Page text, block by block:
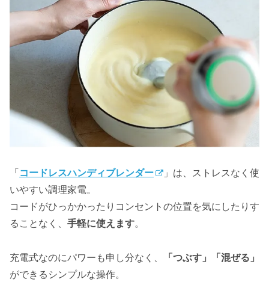
「 コードレスハンディブレンダー
」は、ストレスなく使
いやすい調理家電。
コードがひっかかったりコンセントの位置を気にしたりす
ることなく、 手軽に使えます。
充電式なのにパワーも申し分なく、
「つぶす」「混ぜる」
ができるシンプルな操作。